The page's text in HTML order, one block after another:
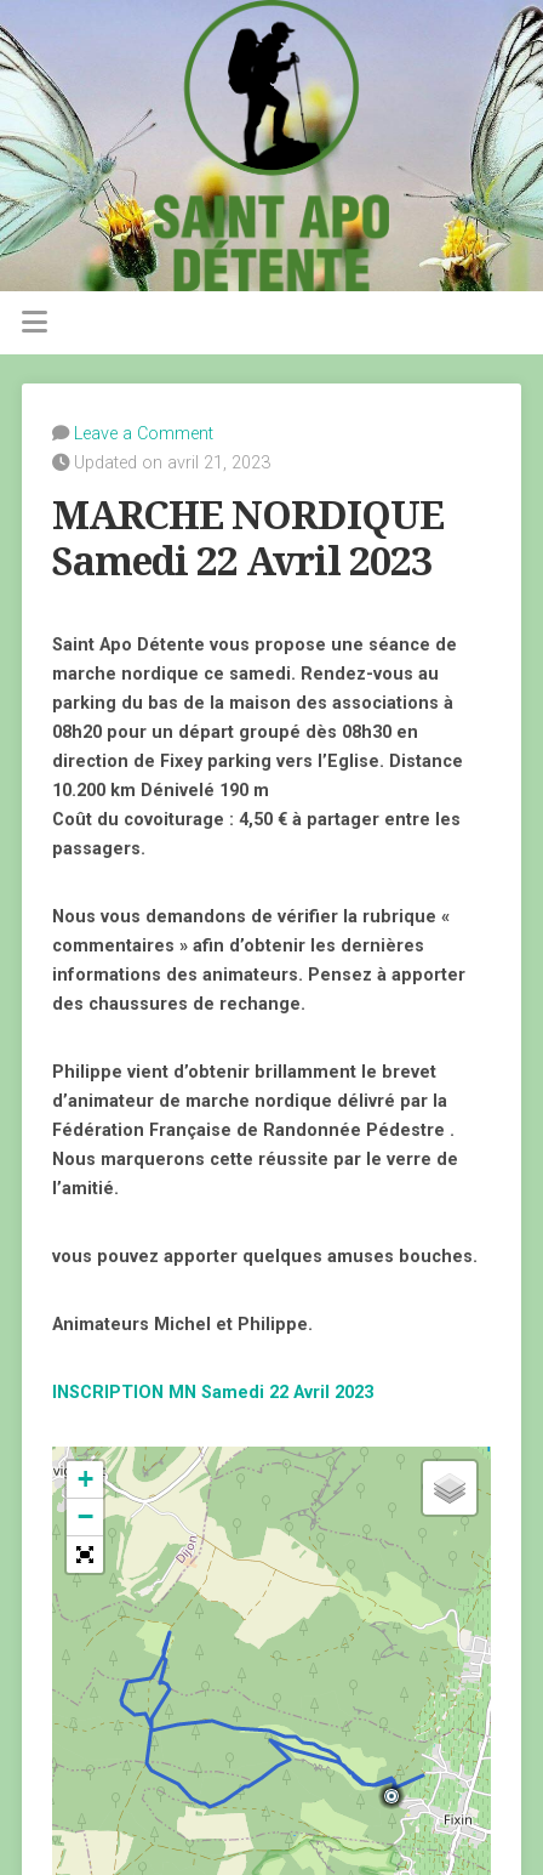
Leave a Comment
Updated on avril 21, 2023
MARCHE NORDIQUE
Samedi 22 Avril 2023
Saint Apo Détente vous propose une séance de
marche nordique ce samedi. Rendez-vous au
parking du bas de la maison des associations à
08h20 pour un départ groupé dès 08h30 en
direction de Fixey parking vers l’Eglise. Distance
10.200 km Dénivelé 190 m
Coût du covoiturage : 4,50 € à partager entre les
passagers.
Nous vous demandons de vérifier la rubrique «
commentaires » afin d’obtenir les dernières
informations des animateurs. Pensez à apporter
des chaussures de rechange.
Philippe vient d’obtenir brillamment le brevet
d’animateur de marche nordique délivré par la
Fédération Française de Randonnée Pédestre .
Nous marquerons cette réussite par le verre de
l’amitié.
vous pouvez apporter quelques amuses bouches.
Animateurs Michel et Philippe.
INSCRIPTION MN Samedi 22 Avril 2023
+
−